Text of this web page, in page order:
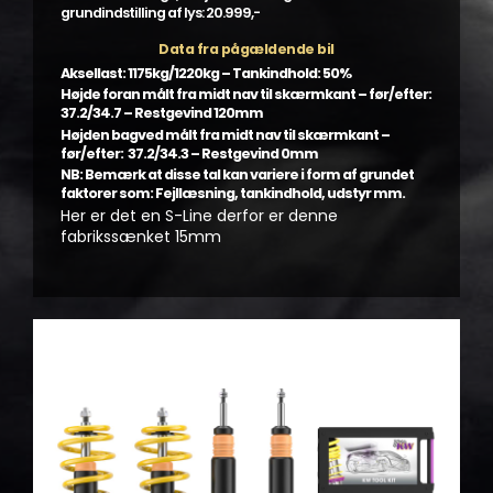
grundindstilling af lys: 20.999,-
Data fra pågældende bil
Aksellast: 1175kg/1220kg – Tankindhold: 50%
Højde foran målt fra midt nav til skærmkant – før/efter:
37.2/34.7 – Restgevind 120mm
Højden bagved målt fra midt nav til skærmkant –
før/efter: 37.2/34.3 – Restgevind 0mm
NB: Bemærk at disse tal kan variere i form af grundet
faktorer som: Fejllæsning, tankindhold, udstyr mm.
Her er det en S-Line derfor er denne
fabrikssænket 15mm